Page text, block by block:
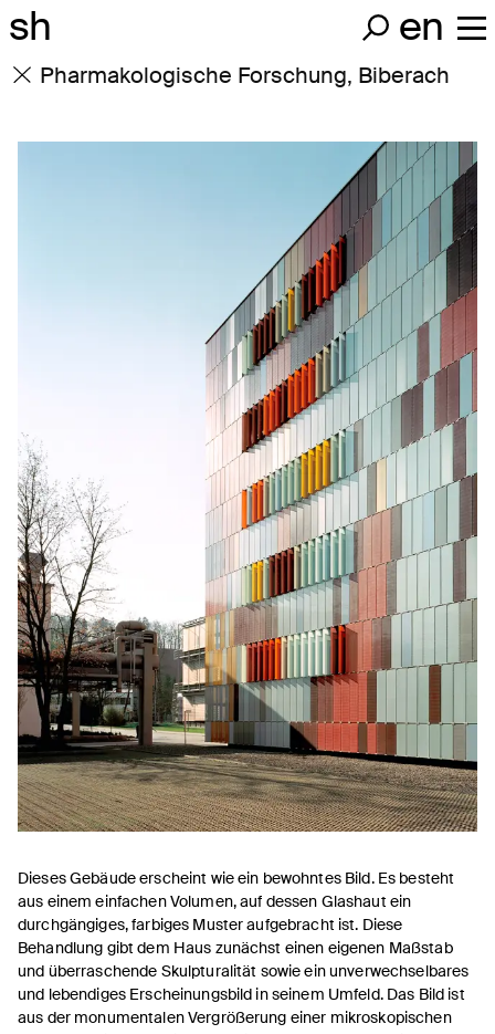
sh en
Pharmakologische Forschung, Biberach
Dieses Gebäude erscheint wie ein bewohntes Bild. Es besteht
aus einem einfachen Volumen, auf dessen Glashaut ein
durchgängiges, farbiges Muster aufgebracht ist. Diese
Behandlung gibt dem Haus zunächst einen eigenen Maßstab
und überraschende Skulpturalität sowie ein unverwechselbares
und lebendiges Erscheinungsbild in seinem Umfeld. Das Bild ist
aus der monumentalen Vergrößerung einer mikroskopischen